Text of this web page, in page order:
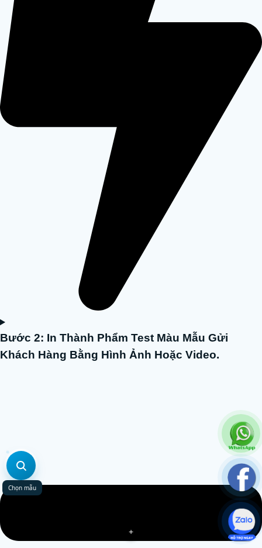
Bước 2: In Thành Phẩm Test Màu Mẫu Gửi
Khách Hàng Bằng Hình Ảnh Hoặc Video.
Chọn mẫu
+